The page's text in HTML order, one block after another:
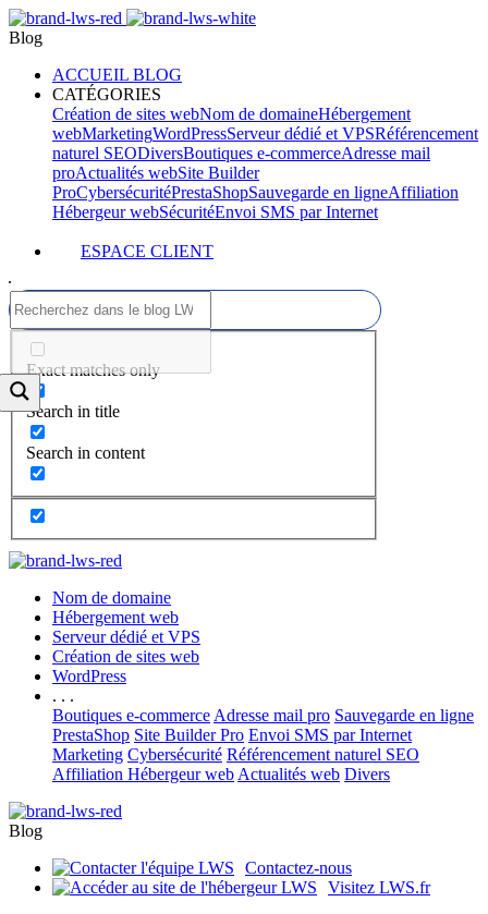
Blog
ACCUEIL BLOG
CATÉGORIES
Création de sites webNom de domaineHébergement
webMarketingWordPressServeur dédié et VPSRéférencement
naturel SEODiversBoutiques e-commerceAdresse mail
proActualités webSite Builder
ProCybersécuritéPrestaShopSauvegarde en ligneAffiliation
Hébergeur webSécuritéEnvoi SMS par Internet
ESPACE CLIENT
Exact matches only
Search in title
Search in content
Nom de domaine
Hébergement web
Serveur dédié et VPS
Création de sites web
WordPress
. . .
Boutiques e-commerce Adresse mail pro Sauvegarde en ligne
PrestaShop Site Builder Pro Envoi SMS par Internet
Marketing Cybersécurité Référencement naturel SEO
Affiliation Hébergeur web Actualités web Divers
Blog
Contactez-nous
Visitez LWS.fr